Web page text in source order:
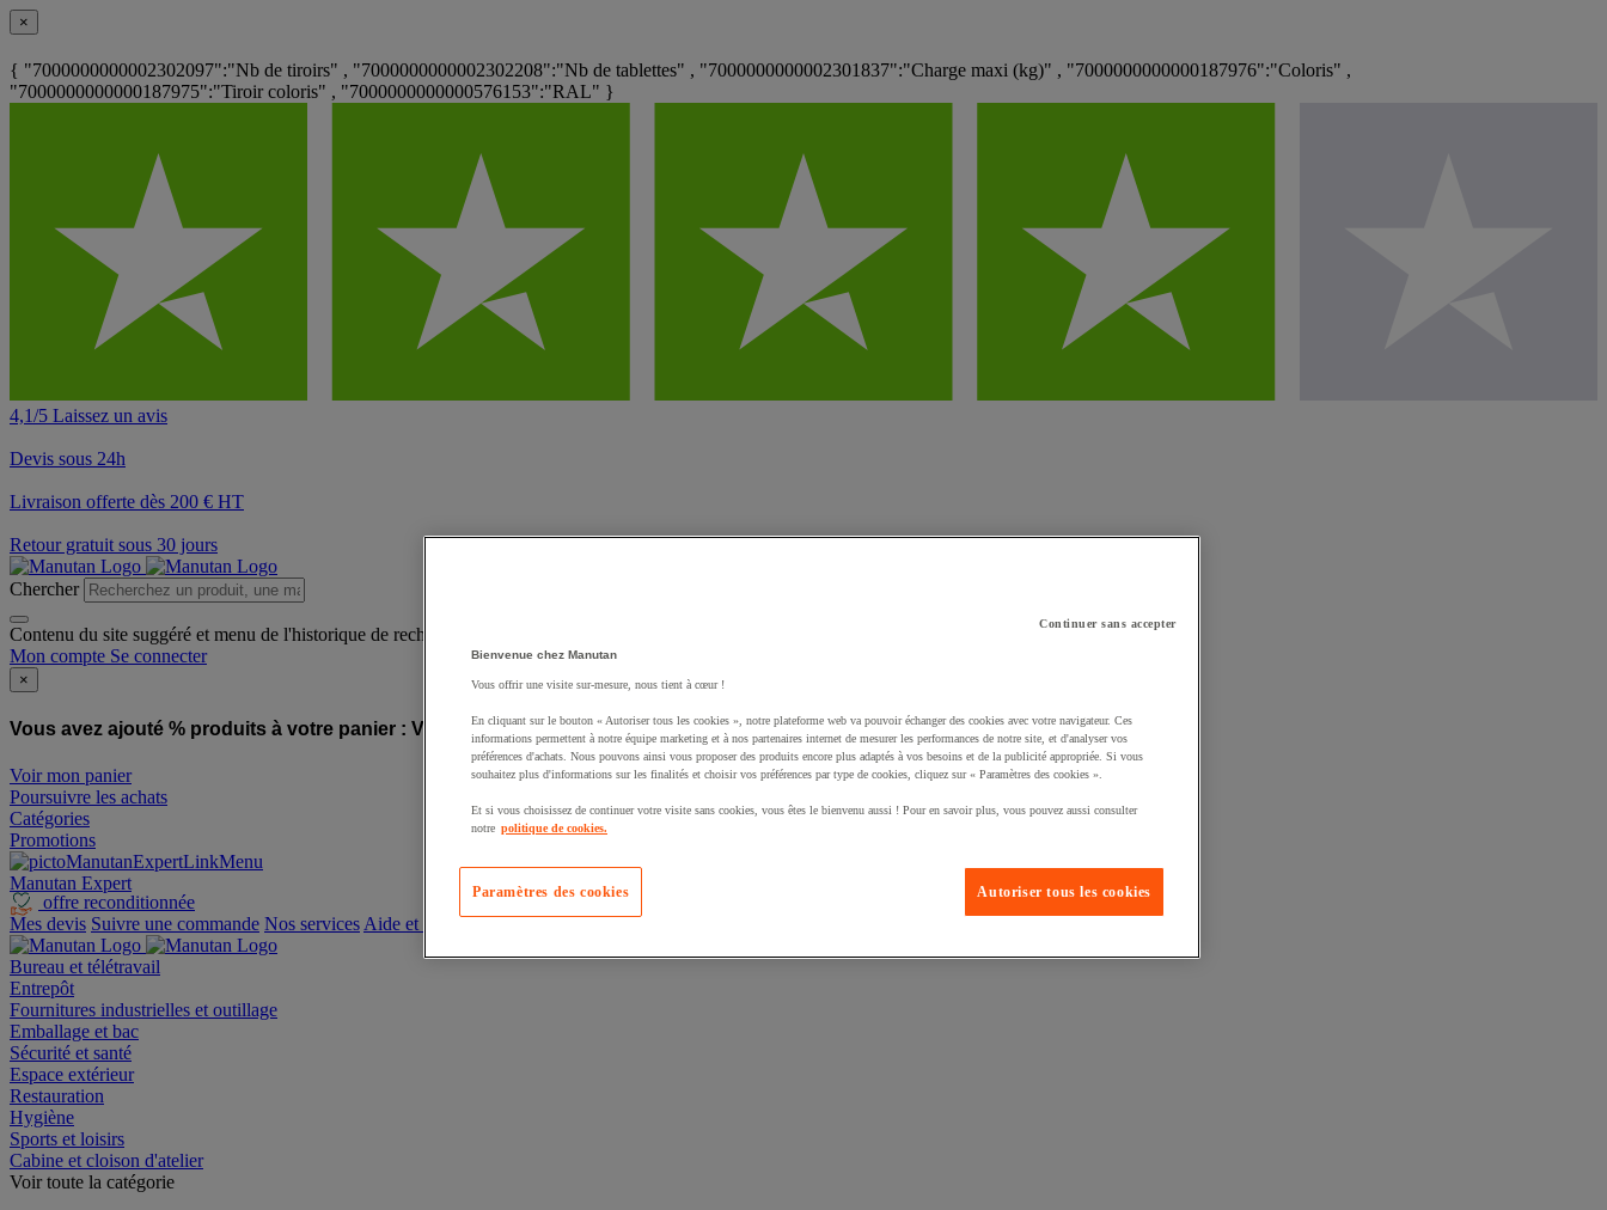
×
{ "7000000000002302097":"Nb de tiroirs" , "7000000000002302208":"Nb de tablettes" , "7000000000002301837":"Charge maxi (kg)" , "7000000000000187976":"Coloris" ,
"7000000000000187975":"Tiroir coloris" , "7000000000000576153":"RAL" }
4,1/5 Laissez un avis
Devis sous 24h
Livraison offerte dès 200 € HT
Retour gratuit sous 30 jours
Chercher
Contenu du site suggéré et menu de l'historique de recherche
Mon compte Se connecter
×
Vous avez ajouté % produits à votre panier : Vous avez ajouté un produit à votre panier :
Voir mon panier
Poursuivre les achats
Catégories
Promotions
Manutan Expert
offre reconditionnée
Mes devis Suivre une commande Nos services Aide et contact
Bureau et télétravail
Entrepôt
Fournitures industrielles et outillage
Emballage et bac
Sécurité et santé
Espace extérieur
Restauration
Hygiène
Sports et loisirs
Cabine et cloison d'atelier
Voir toute la catégorie
Continuer sans accepter
Bienvenue chez Manutan
Vous offrir une visite sur-mesure, nous tient à cœur !
En cliquant sur le bouton « Autoriser tous les cookies », notre plateforme web va pouvoir échanger des cookies avec votre navigateur. Ces
informations permettent à notre équipe marketing et à nos partenaires internet de mesurer les performances de notre site, et d'analyser vos
préférences d'achats. Nous pouvons ainsi vous proposer des produits encore plus adaptés à vos besoins et de la publicité appropriée. Si vous
souhaitez plus d'informations sur les finalités et choisir vos préférences par type de cookies, cliquez sur « Paramètres des cookies ».
Et si vous choisissez de continuer votre visite sans cookies, vous êtes le bienvenu aussi ! Pour en savoir plus, vous pouvez aussi consulter
notre politique de cookies.
Autoriser tous les cookies
Paramètres des cookies